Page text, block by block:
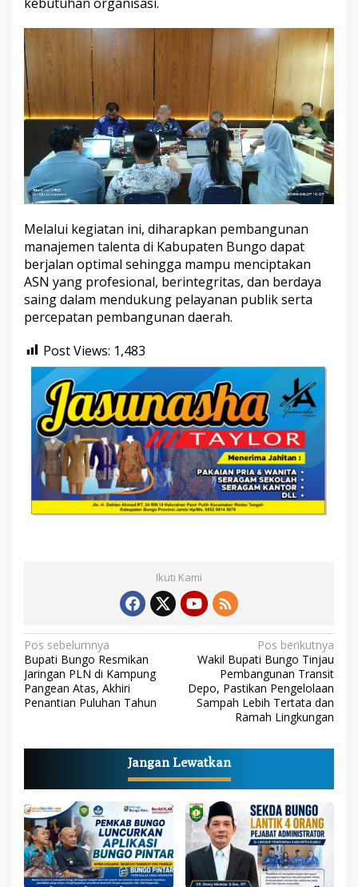
Melalui kegiatan ini, diharapkan pembangunan
manajemen talenta di Kabupaten Bungo dapat
berjalan optimal sehingga mampu menciptakan
ASN yang profesional, berintegritas, dan berdaya
saing dalam mendukung pelayanan publik serta
percepatan pembangunan daerah.
Post Views: 1,483
Ikuti Kami
N
a
v
s
i
p
o
s
Pos sebelumnya
Bupati Bungo Resmikan
Jaringan PLN di Kampung
Pangean Atas, Akhiri
Penantian Puluhan Tahun
Pos berikutnya
Wakil Bupati Bungo Tinjau
Pembangunan Transit
Depo, Pastikan Pengelolaan
Sampah Lebih Tertata dan
Ramah Lingkungan
Jangan Lewatkan